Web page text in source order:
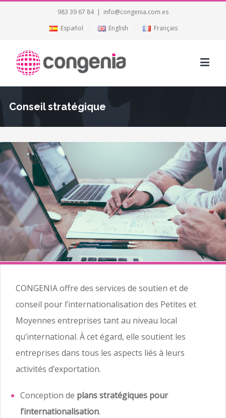
983 39 67 84 | info@congenia.com.es
Español
English Français
Conseil stratégique
CONGENIA offre des services de soutien et de
conseil pour l’internationalisation des Petites et
Moyennes entreprises tant au niveau local
qu’international. À cet égard, elle soutient les
entreprises dans tous les aspects liés à leurs
activités d’exportation.
Conception de plans stratégiques pour
l’internationalisation.